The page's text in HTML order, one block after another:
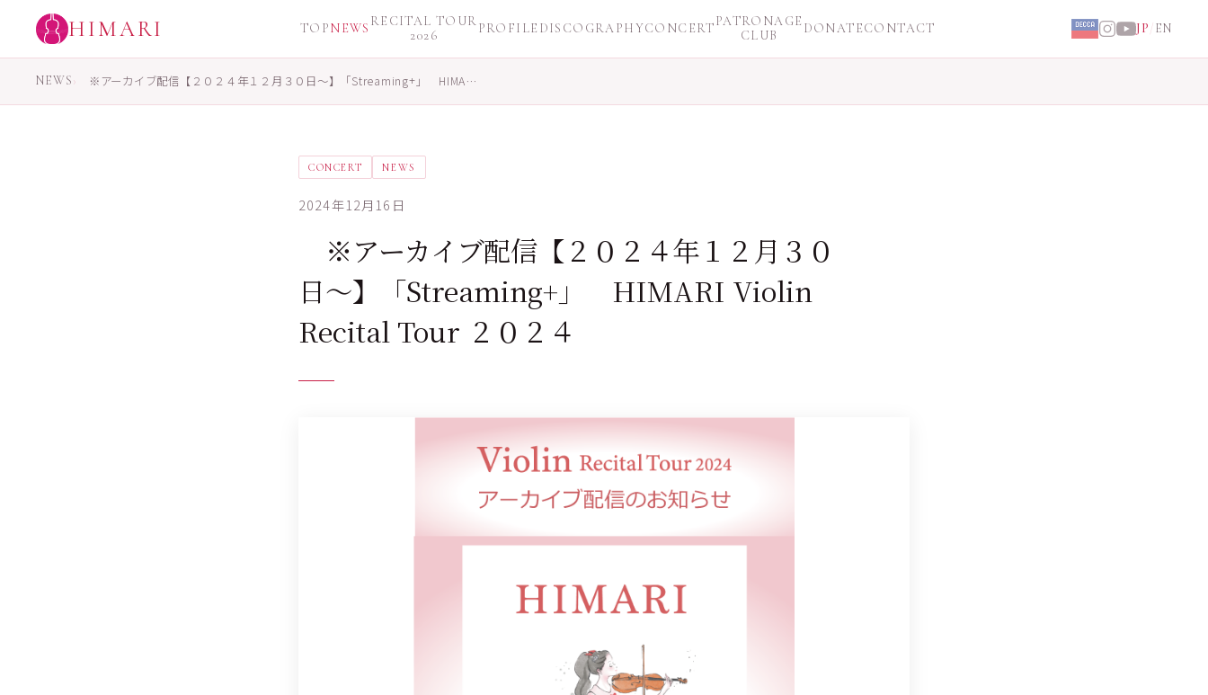
HIMARI TOPNEWS RECITAL TOUR
2026
PROFILE DISCOGRAPHYCONCERTPATRONAGE
CLUB
DONATECONTACT JP EN
NEWS› ※アーカイブ配信【２０２４年１２月３０日〜】「Streaming+」 HIMA…
CONCERT NEWS
2024年12月16日
※アーカイブ配信【２０２４年１２月３０
日〜】「Streaming+」 HIMARI Violin
Recital Tour ２０２４